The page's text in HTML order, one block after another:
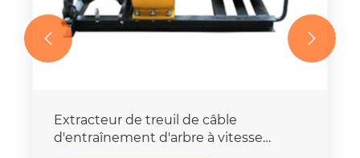
Extracteur de treuil de câble
d'entraînement d'arbre à vitesse
 